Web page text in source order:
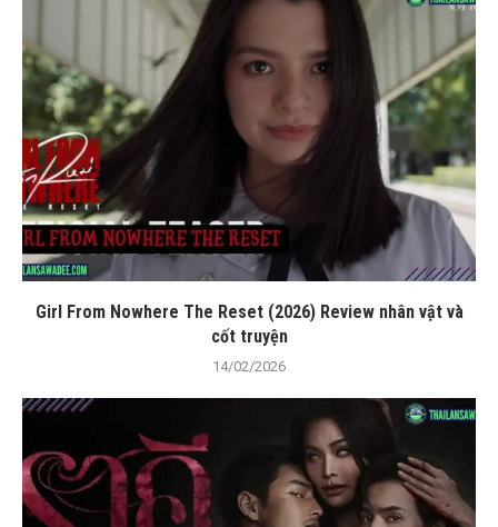
Girl From Nowhere The Reset (2026) Review nhân vật và
cốt truyện
14/02/2026